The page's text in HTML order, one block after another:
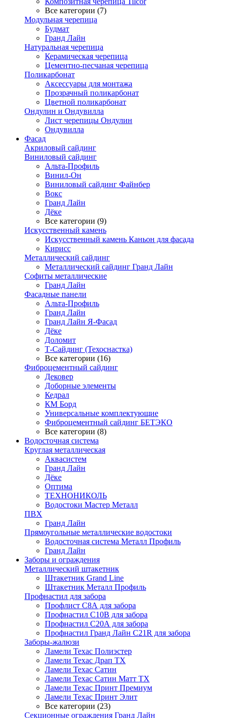
Все категории (7)
Модульная черепица
Будмат
Гранд Лайн
Натуральная черепица
Керамическая черепица
Цементно-песчаная черепица
Поликарбонат
Аксессуары для монтажа
Прозрачный поликарбонат
Цветной поликарбонат
Ондулин и Ондувилла
Лист черепицы Ондулин
Ондувилла
Фасад
Акриловый сайдинг
Виниловый сайдинг
Альта-Профиль
Винил-Он
Виниловый сайдинг Файнбер
Вокс
Гранд Лайн
Дёке
Все категории (9)
Искусственный камень
Искусственный камень Каньон для фасада
Кирисс
Металлический сайдинг
Металлический сайдинг Гранд Лайн
Софиты металлические
Гранд Лайн
Фасадные панели
Альта-Профиль
Гранд Лайн
Гранд Лайн Я-Фасад
Дёке
Доломит
Т-Сайдинг (Техоснастка)
Все категории (16)
Фиброцементный сайдинг
Дековер
Доборные элементы
Кедрал
КМ Борд
Универсальные комплектующие
Фиброцементный сайдинг БЕТЭКО
Все категории (8)
Водосточная система
Круглая металлическая
Аквасистем
Гранд Лайн
Дёке
Оптима
ТЕХНОНИКОЛЬ
Водостоки Мастер Металл
ПВХ
Гранд Лайн
Прямоугольные металлические водостоки
Водосточная система Металл Профиль
Гранд Лайн
Заборы и ограждения
Металлический штакетник
Штакетник Grand Line
Штакетник Металл Профиль
Профнастил для забора
Профлист С8А для забора
Профнастил С10В для забора
Профнастил С20А для забора
Профнастил Гранд Лайн С21R для забора
Заборы-жалюзи
Ламели Техас Полиэстер
Ламели Техас Драп ТХ
Ламели Техас Сатин
Ламели Техас Сатин Матт ТХ
Ламели Техас Принт Премиум
Ламели Техас Принт Элит
Все категории (23)
Секционные ограждения Гранд Лайн